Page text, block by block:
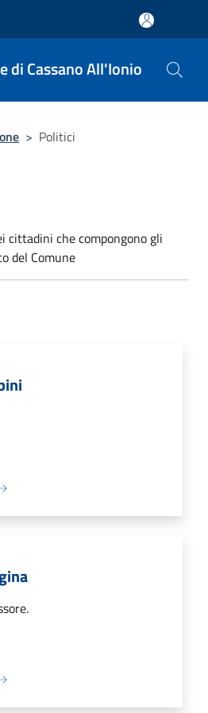
di Cassano All'Ionio
> Politici
cittadini che compongono gli
del Comune